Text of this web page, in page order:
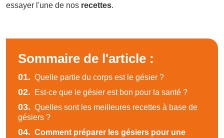
essayer l'une de nos recettes.
Sommaire de l'article :
01. Quelle partie du corps est le gésier ?
02. Est-ce que le gésier est bon pour la santé ?
03. Quelles sont les meilleures recettes à base de
gésiers ?
04. Comment préparer les gésiers pour une